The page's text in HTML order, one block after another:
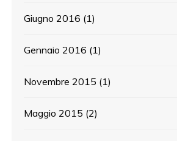
Giugno 2016 (1)
Gennaio 2016 (1)
Novembre 2015 (1)
Maggio 2015 (2)